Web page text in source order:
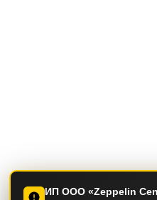
ИП ООО «Zeppelin